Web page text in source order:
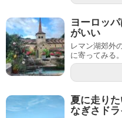
ヨーロッ
がいい
レマン湖郊外
に寄ってみる
夏に走り
なぎさドラ